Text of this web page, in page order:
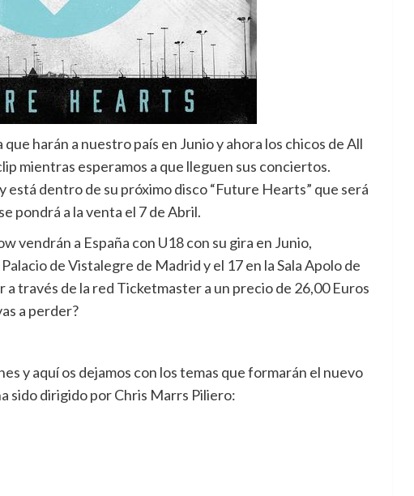
harán a nuestro país en Junio y ahora los chicos de All
mientras esperamos a que lleguen sus conciertos.
está dentro de su próximo disco “Future Hearts” que será
pondrá a la venta el 7 de Abril.
vendrán a España con U18 con su gira en Junio,
de Vistalegre de Madrid y el 17 en la Sala Apolo de
través de la red Ticketmaster a un precio de 26,00 Euros
a perder?
y aquí os dejamos con los temas que formarán el nuevo
sido dirigido por Chris Marrs Piliero: